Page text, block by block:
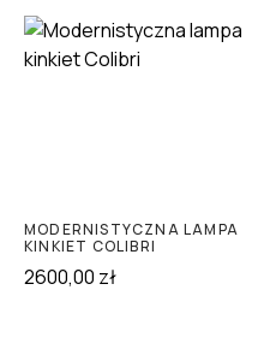
MODERNISTYCZNA LAMPA
KINKIET COLIBRI
2600,00 zł